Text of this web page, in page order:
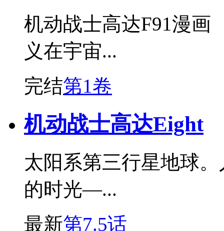
机动战士高达F91漫画
义在宇宙...
完结第1卷
机动战士高达Eight
太阳系第三行星地球
的时光—...
最新第7.5话